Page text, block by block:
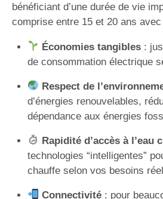
bénéficiant d’une durée de vie
comprise entre 15 et 20 ans
Économies tangibles:
de consommation électrique
Respect de
d’énergies renouvelables,
dépendance aux énergies
Rapidité d’accès à l’eau
technologies “intelligentes”
chauffe selon vos besoins
Connectivité: pour